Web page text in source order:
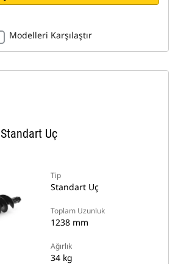
Modelleri Karşılaştır
Uç
Tip
Standart Uç
Toplam Uzunluk
1238 mm
Ağırlık
34 kg